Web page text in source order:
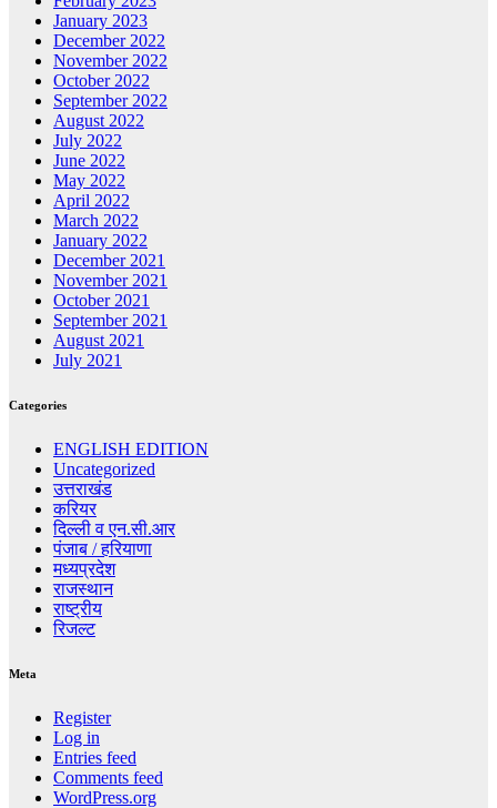
January 2023
December 2022
November 2022
October 2022
September 2022
August 2022
July 2022
June 2022
May 2022
April 2022
March 2022
January 2022
December 2021
November 2021
October 2021
September 2021
August 2021
July 2021
Categories
ENGLISH EDITION
Uncategorized
उत्तराखंड
करियर
दिल्ली व एन.सी.आर
पंजाब / हरियाणा
मध्यप्रदेश
राजस्थान
राष्ट्रीय
रिजल्ट
Meta
Register
Log in
Entries feed
Comments feed
WordPress.org